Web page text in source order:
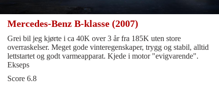
Mercedes-Benz B-klasse (2007)
Grei bil jeg kjørte i ca 40K over 3 år fra 185K uten store
overraskelser. Meget gode vinteregenskaper, trygg og stabil, alltid
lettstartet og godt varmeapparat. Kjede i motor "evigvarende".
Ekseps
Score 6.8